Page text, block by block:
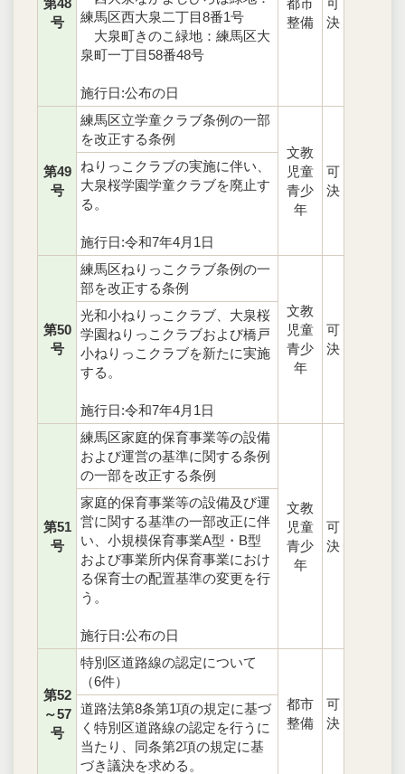
号
整備
決
練馬区西大泉二丁目8番1号
大泉町きのこ緑地：練馬区大
泉町一丁目58番48号
施行日:公布の日
第49
号
練馬区立学童クラブ条例の一部
を改正する条例
文教
児童
青少
年
可
決
ねりっこクラブの実施に伴い、
大泉桜学園学童クラブを廃止す
る。
施行日:令和7年4月1日
第50
号
練馬区ねりっこクラブ条例の一
部を改正する条例
文教
児童
青少
年
可
決
光和小ねりっこクラブ、大泉桜
学園ねりっこクラブおよび橋戸
小ねりっこクラブを新たに実施
する。
施行日:令和7年4月1日
第51
号
練馬区家庭的保育事業等の設備
および運営の基準に関する条例
の一部を改正する条例
文教
児童
青少
年
可
決
家庭的保育事業等の設備及び運
営に関する基準の一部改正に伴
い、小規模保育事業A型・B型
および事業所内保育事業におけ
る保育士の配置基準の変更を行
う。
施行日:公布の日
第52
～57
号
特別区道路線の認定について
（6件）
都市
整備
可
決
道路法第8条第1項の規定に基づ
く特別区道路線の認定を行うに
当たり、同条第2項の規定に基
づき議決を求める。